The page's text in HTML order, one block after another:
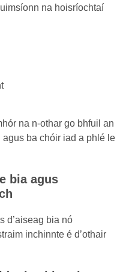
na hoisríochtaí
na n-othar go bhfuil an
ba chóir iad a phlé le
bia agus
d’aiseag bia nó
inchinnte é d’othair